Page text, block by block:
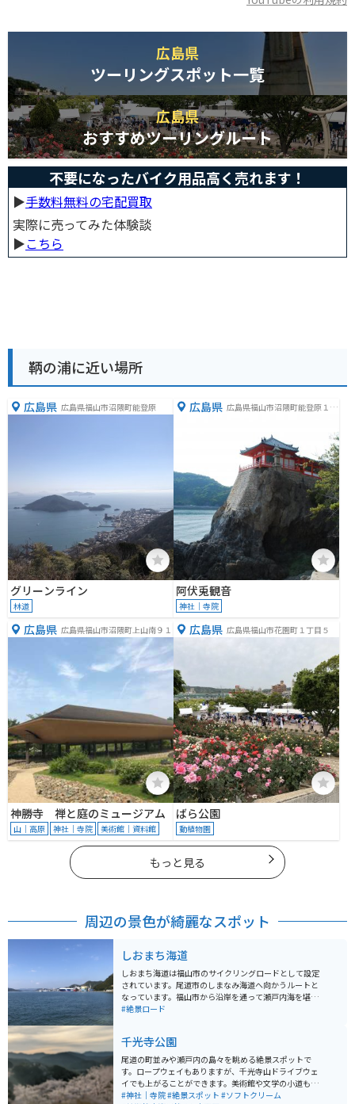
広島県
ツーリングスポット一覧
広島県
おすすめツーリングルート
不要になったバイク用品高く売れます！
▶︎手数料無料の宅配買取
実際に売ってみた体験談
▶︎こちら
鞆の浦に近い場所
広島県 広島県福山市沼隈町能登原
グリーンライン
林道
広島県 広島県福山市沼隈町能登原１４
阿伏兎観音
神社｜寺院
広島県 広島県福山市沼隈町上山南９１
神勝寺 禅と庭のミュージアム
山｜高原 神社｜寺院 美術館｜資料館
広島県 広島県福山市花園町１丁目５
ばら公園
動植物園
もっと見る
周辺の景色が綺麗なスポット
しおまち海道
しおまち海道は福山市のサイクリングロードとして設定
されています。尾道市のしまなみ海道へ向かうルートと
なっています。福山市から沿岸を通って瀬戸内海を堪能
できます。福山駅～戸崎港（尾道市）の33.7kmとなって
#絶景ロード
千光寺公園
尾道の町並みや瀬戸内の島々を眺める絶景スポットで
す。ロープウェイもありますが、千光寺山ドライブウェ
イでも上がることができます。美術館や文学の小道もあ
り、のんびりと散策を楽しむこともできます。散策のお
#神社｜寺院#絶景スポット #ソフトクリーム